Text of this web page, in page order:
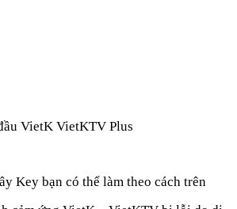
VietK VietKTV Plus
Key bạn có thể làm theo cách trên